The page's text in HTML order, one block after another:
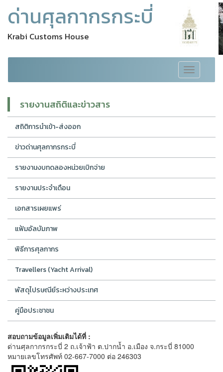
ด่านศุลกากรกระบี่
Krabi Customs House
Toggle
navigation
รายงานสถิติและข่าวสาร
สถิติการนำเข้า-ส่งออก
ข่าวด่านศุลกากรกระบี่
รายงานงบทดลองหน่วยเบิกจ่าย
รายงานประจำเดือน
เอกสารเผยแพร่
แฟ้มอัลบัมภาพ
พิธีการศุลกากร
Travellers (Yacht Arrival)
พัสดุไปรษณีย์ระหว่างประเทศ
คู่มือประชาชน
สอบถามข้อมูลเพิ่มเติมได้ที่ :
ด่านศุลกากรกระบี่ 2 ถ.เจ้าฟ้า ต.ปากน้ำ อ.เมือง จ.กระบี่ 81000
หมายเลขโทรศัพท์ 02-667-7000 ต่อ 246303